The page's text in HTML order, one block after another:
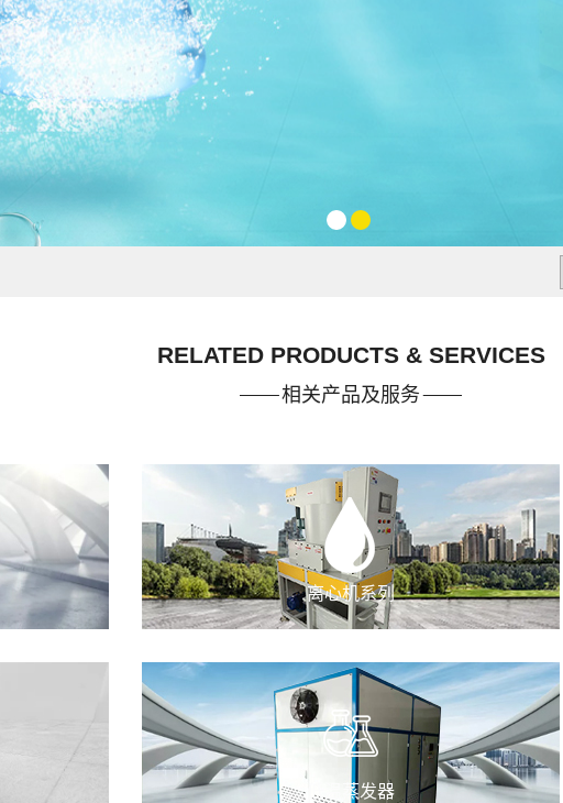
RELATED PRODUCTS & SERVICES
相关产品及服务
离心机系列
低温蒸发器